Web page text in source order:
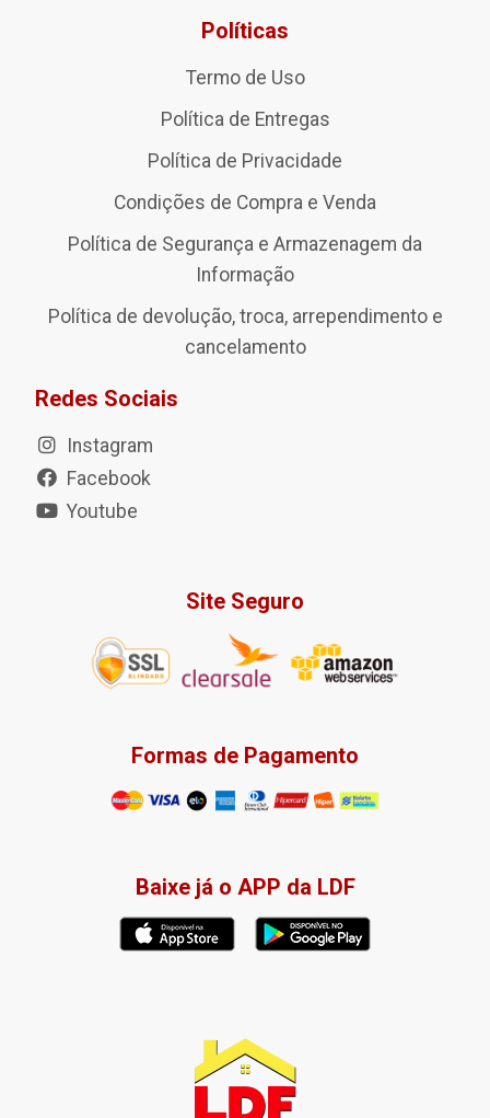
Políticas
Termo de Uso
Política de Entregas
Política de Privacidade
Condições de Compra e Venda
Política de Segurança e Armazenagem da
Informação
Política de devolução, troca, arrependimento e
cancelamento
Redes Sociais
Instagram
Facebook
Youtube
Site Seguro
Formas de Pagamento
Baixe já o APP da LDF